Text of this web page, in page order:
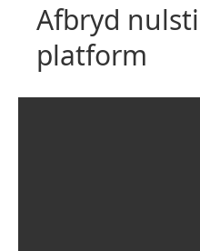
Afbryd
platform